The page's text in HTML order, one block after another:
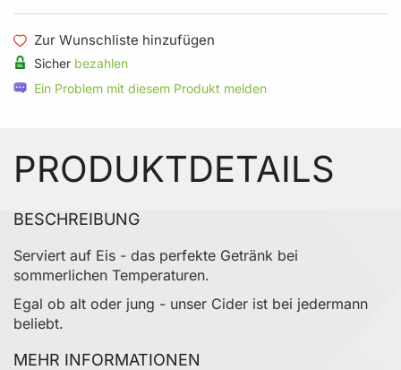
Zur Wunschliste hinzufügen
Sicher bezahlen
Ein Problem mit diesem Produkt melden
PRODUKTDETAILS
BESCHREIBUNG
‌Serviert auf Eis - das perfekte Getränk bei
sommerlichen Temperaturen.
Egal ob alt oder jung - unser Cider ist bei jedermann
beliebt.
MEHR INFORMATIONEN